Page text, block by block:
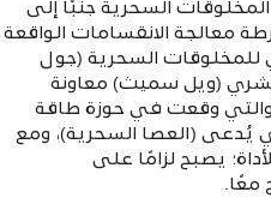
السحرية جنبًا إلى
معالجة الانقسامات الواقعة
للمخلوقات السحرية (جول
(ويل سميث) معاونة
والتي وقعت في حوزة طاقة
(العصا السحرية)، ومع
يصبح لزامًا على
معًا.